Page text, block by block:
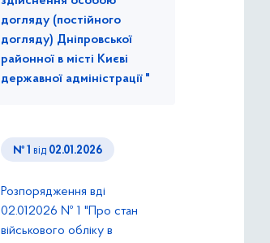
догляду (постійного
догляду) Дніпровської
районної в місті Києві
державної адміністрації "
№ 1 від 02.01.2026
Розпорядження вді
02.012026 № 1 "Про стан
військового обліку в